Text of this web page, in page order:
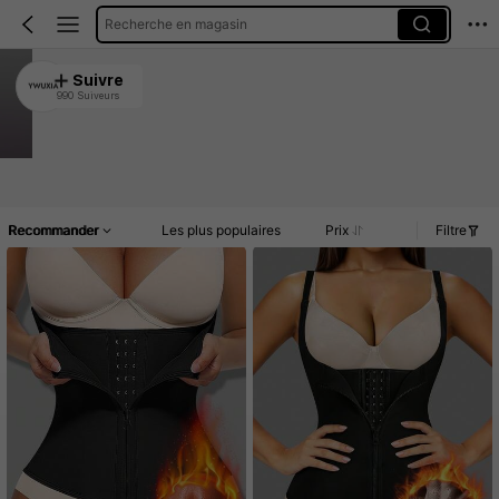
Recherche en magasin
YWUXIA
4.75
Suivre
990 Suiveurs
Recommander Les plus populaires Prix Filtre